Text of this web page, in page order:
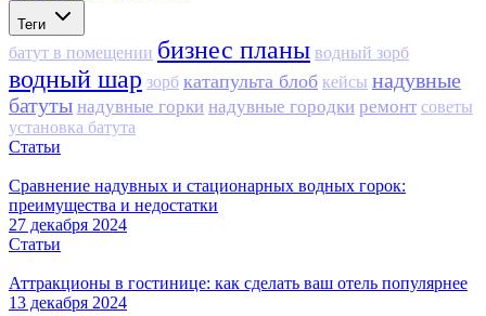
Теги
батут в помещении бизнес планы водный зорб
водный шар зорб катапульта блоб кейсы надувные
батуты надувные горки надувные городки ремонт советы
установка батута
Статьи
Сравнение надувных и стационарных водных горок:
преимущества и недостатки
27 декабря 2024
Статьи
Аттракционы в гостинице: как сделать ваш отель популярнее
13 декабря 2024